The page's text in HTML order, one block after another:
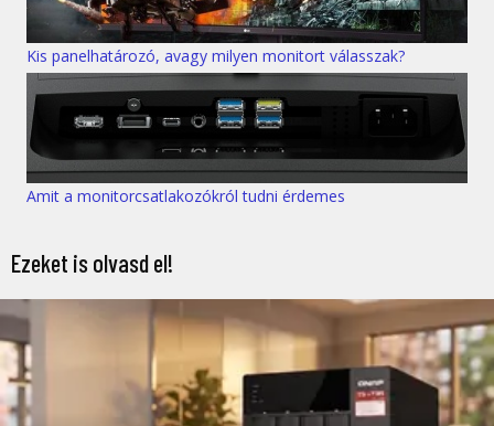
Kis panelhatározó, avagy milyen monitort válasszak?
Amit a monitorcsatlakozókról tudni érdemes
Ezeket is olvasd el!